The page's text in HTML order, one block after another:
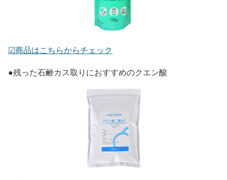
☑︎商品はこちらからチェック
●残った石鹸カス取りにおすすめのクエン酸